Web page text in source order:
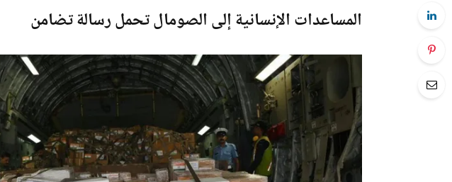
المساعدات الإنسانية إلى الصومال تحمل رسالة تضامن